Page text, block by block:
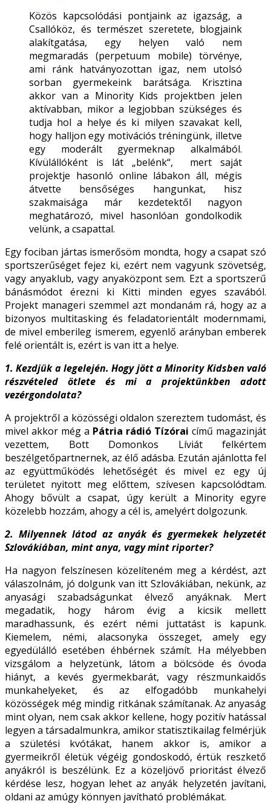
Közös kapcsolódási pontjaink az igazság, a
Csallóköz, és természet szeretete, blogjaink
alakítgatása, egy helyen való nem
megmaradás (perpetuum mobile) törvénye,
ami ránk hatványozottan igaz, nem utolsó
sorban gyermekeink barátsága. Krisztina
akkor van a Minority Kids projektben jelen
aktívabban, mikor a legjobban szükséges és
tudja hol a helye és ki milyen szavakat kell,
hogy halljon egy motivációs tréningünk, illetve
egy moderált gyermeknap alkalmából.
Kívülállóként is lát „belénk“, mert saját
projektje hasonló online lábakon áll, mégis
átvette bensőséges hangunkat, hisz
szakmaisága már kezdetektől nagyon
meghatározó, mivel hasonlóan gondolkodik
velünk, a csapattal.
Egy fociban jártas ismerősöm mondta, hogy a csapat szó
sportszerűséget fejez ki, ezért nem vagyunk szövetség,
vagy anyaklub, vagy anyaközpont sem. Ezt a sportszerű
bánásmódot érezni ki Kitti minden egyes szavából.
Projekt manageri szemmel azt mondanám rá, hogy az a
bizonyos multitasking és feladatorientált modernmami,
de mivel emberileg ismerem, egyenlő arányban emberek
felé orientált is, ezért is van itt a helye.
1. Kezdjük a legelején. Hogy jött a Minority Kidsben való
részvételed ötlete és mi aprojektünkben adott
vezérgondolata?
A projektről a közösségi oldalon szereztem tudomást, és
mivel akkor még a Pátria rádió Tízórai című magazinját
vezettem, Bott Domonkos Líviát felkértem
beszélgetőpartnernek, az élő adásba. Ezután ajánlotta fel
az együttműködés lehetőségét és mivel ez egy új
területet nyitott meg előttem, szívesen kapcsolódtam.
Ahogy bővült a csapat, úgy került a Minority egyre
közelebb hozzám, ahogy a cél is, amelyért dolgozunk.
2. Milyennek látod az anyák és gyermekek helyzetét
Szlovákiában, mint anya, vagymint riporter?
Ha nagyon felszínesen közelíteném meg a kérdést, azt
válaszolnám, jó dolgunk van itt Szlovákiában, nekünk, az
anyasági szabadságunkat élvező anyáknak. Mert
megadatik, hogy három évig a kicsik mellett
maradhassunk, és ezért némi juttatást is kapunk.
Kiemelem, némi, alacsonyka összeget, amely egy
egyedülálló esetében éhbérnek számít. Ha mélyebben
vizsgálom a helyzetünk, látom a bölcsöde és óvoda
hiányt, a kevés gyermekbarát, vagy részmunkaidős
munkahelyeket, és az elfogadóbb munkahelyi
közösségek még mindig ritkának számítanak. Az anyaság
mint olyan, nem csak akkor kellene, hogy pozitív hatással
legyen a társadalmunkra, amikor statisztikailag felmérjük
a születési kvótákat, hanem akkor is, amikor a
gyermeikről életük végéig gondoskodó, értük reszkető
anyákról is beszélünk. Ez a közeljövő prioritást élvező
kérdése lesz, hogyan lehet az anyák helyzetén javítani,
oldani az amúgy könnyen javítható problémákat.